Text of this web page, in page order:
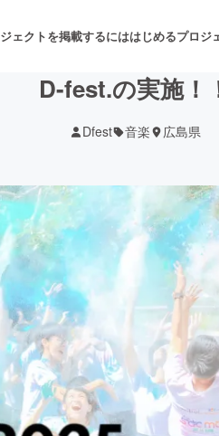
ェクトを掲載するにははじめるプロジ
舞
ービス開発 フ
出版 ア
ビ
D-fest.の実施！
Dfest 音楽 広島県